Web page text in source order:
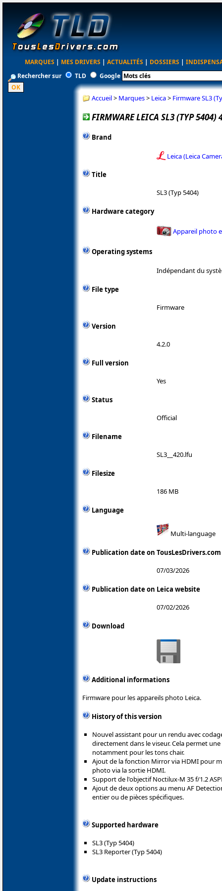
MARQUES | MES DRIVERS | ACTUALITÉS | DOSSIERS |
Rechercher sur
TLD Google
Accueil> Marques> Leica> Firmware SL3
FIRMWARE LEICA SL3 (TYP 5404)
Brand
Leica (Leica
Title
SL3 (Typ 5404)
Hardware category
Appareil photo
Operating systems
Indépendant du
File type
Firmware
Version
4.2.0
Full version
Yes
Status
Official
Filename
SL3__420.lfu
Filesize
186 MB
Language
Multi-language
Publication date on TousLesDrivers.com
07/03/2026
Publication date on Leica website
07/02/2026
Download
Additional informations
Firmware pour les appareils photo Leica.
History of this version
Nouvel assistant pour un rendu avec
directement dans le viseur. Cela permet
notamment pour les tons chair.
Ajout de la fonction Mirror via HDMI pour
photo via la sortie HDMI.
Support de l'objectif Noctilux-M 35 f/1.2
Ajout de deux options au menu AF
entier ou de pièces spécifiques.
Supported hardware
SL3 (Typ 5404)
SL3 Reporter (Typ 5404)
Update instructions